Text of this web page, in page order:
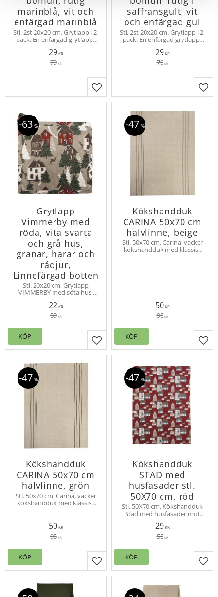
marinblå, vit och
enfärgad marinblå
Stl. 2st 20x20 cm. Grytlapp i 2-
pack. En enfärgad grytlapp i
rutig grytlapp. Ögla för
upphängning
29KR
79KR
Lägg till i favoriter
saffransgult, vit
och enfärgad gul
Stl. 2st 20x20 cm. Grytlapp i 2-
pack. En enfärgad grytlapp i
rutig grytlapp. Ögla för
upphängning
29KR
79KR
Grytlapp
Vimmerby med
röda, vita svarta
och grå hus,
granar, harar och
rådjur,
Linnefärgad botten
Stl. 20x20 cm, Grytlapp
VIMMERBY med söta hus,
vinterlandskap, mönstret av
gjort av en svensk designer.
22 KR
59KR
63 %
Lägg till i favoriter
KÖP
Kökshandduk
CARINA 50x70 cm
halvlinne, beige
Stl. 50x70 cm. Carina, vacker
kökshandduk med klassisk
50KR
95KR
47 %
KÖP
Kökshandduk
CARINA 50x70 cm
halvlinne, grön
Stl. 50x70 cm. Carina, vacker
kökshandduk med klassisk
uppsugningsförmåga och
50KR
95KR
47 %
Lägg till i favoriter
KÖP
Kökshandduk
STAD med
husfasader stl.
50X70 cm, röd
Stl. 50X70 cm. Kökshandduk
Stad med husfasader mot
29KR
55KR
47 %
KÖP